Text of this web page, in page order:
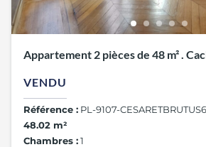
Appartement 2 pièces de 48 m² .
VENDU
Référence :PL-9107-
48.02 m²
Chambres :1